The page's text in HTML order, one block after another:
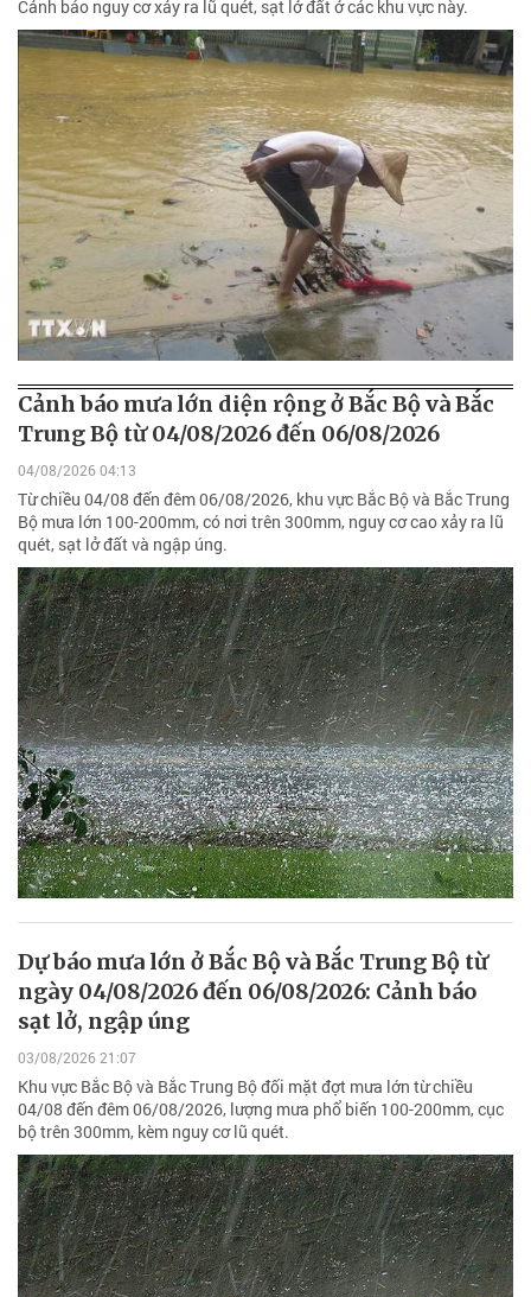
Cảnh báo nguy cơ xảy ra lũ quét, sạt lở đất ở các khu vực này.
Cảnh báo mưa lớn diện rộng ở Bắc Bộ và Bắc
Trung Bộ từ 04/08/2026 đến 06/08/2026
04/08/2026 04:13
Từ chiều 04/08 đến đêm 06/08/2026, khu vực Bắc Bộ và Bắc Trung
Bộ mưa lớn 100-200mm, có nơi trên 300mm, nguy cơ cao xảy ra lũ
quét, sạt lở đất và ngập úng.
Dự báo mưa lớn ở Bắc Bộ và Bắc Trung Bộ từ
ngày 04/08/2026 đến 06/08/2026: Cảnh báo
sạt lở, ngập úng
03/08/2026 21:07
Khu vực Bắc Bộ và Bắc Trung Bộ đối mặt đợt mưa lớn từ chiều
04/08 đến đêm 06/08/2026, lượng mưa phổ biến 100-200mm, cục
bộ trên 300mm, kèm nguy cơ lũ quét.